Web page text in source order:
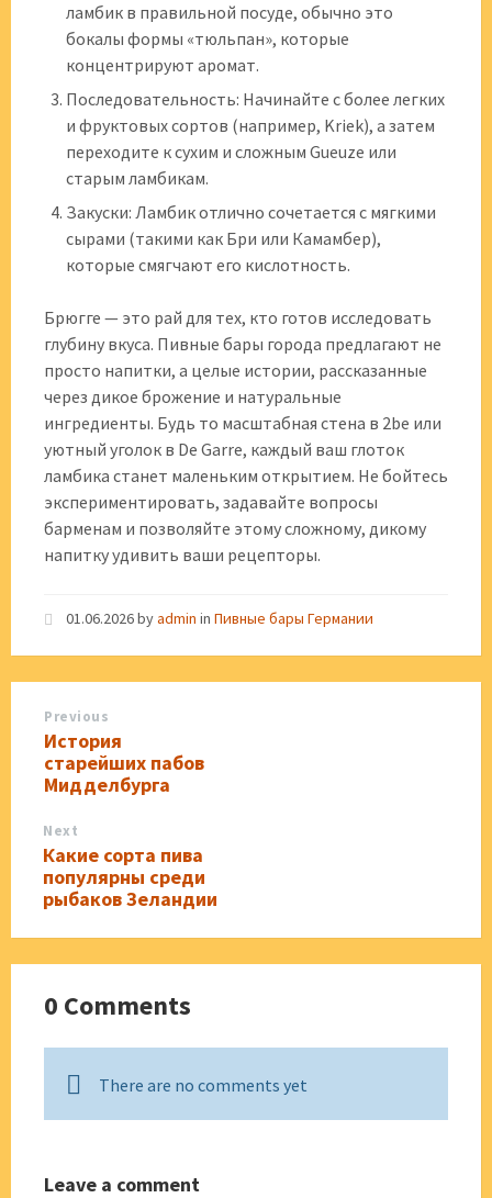
ламбик в правильной посуде, обычно это
бокалы формы «тюльпан», которые
концентрируют аромат.
Последовательность: Начинайте с более легких
и фруктовых сортов (например, Kriek), а затем
переходите к сухим и сложным Gueuze или
старым ламбикам.
Закуски: Ламбик отлично сочетается с мягкими
сырами (такими как Бри или Камамбер),
которые смягчают его кислотность.
Брюгге — это рай для тех, кто готов исследовать
глубину вкуса. Пивные бары города предлагают не
просто напитки, а целые истории, рассказанные
через дикое брожение и натуральные
ингредиенты. Будь то масштабная стена в 2be или
уютный уголок в De Garre, каждый ваш глоток
ламбика станет маленьким открытием. Не бойтесь
экспериментировать, задавайте вопросы
барменам и позволяйте этому сложному, дикому
напитку удивить ваши рецепторы.
01.06.2026byadmin in Пивные бары Германии
Previous
История
старейших пабов
Мидделбурга
Next
Какие сорта пива
популярны среди
рыбаков Зеландии
0 Comments
There are no comments yet
Leave a comment